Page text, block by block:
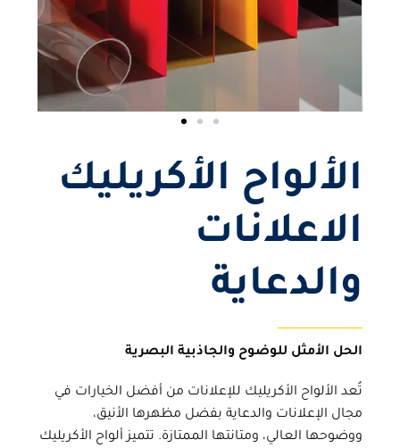
الألواح الأكريليك
الاعلانات
والدعاية
الحل الأمثل للوضوح والجاذبية البصرية
تُعد الألواح الأكريليك للإعلانات من أفضل الخيارات في
مجال الإعلانات والدعاية بفضل مظهرها الأنيق،
ووضوحها العالي، ومتانتها الممتازة. تتميزألواح الأكريليك